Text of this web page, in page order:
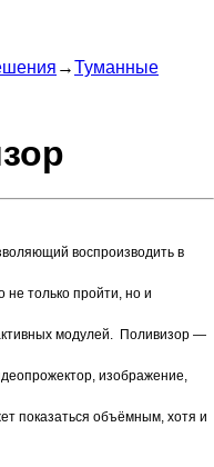
→Туманные
воспроизводить в
не только пройти, но и
модулей. Поливизор —
изображение,
показаться объёмным, хотя и